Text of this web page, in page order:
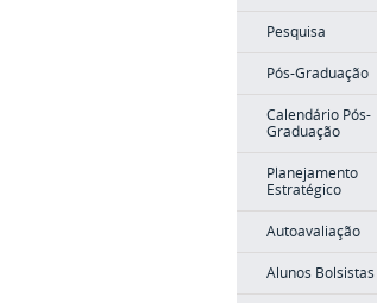
Pesquisa
Pós-Graduação
Calendário Pós-
Graduação
Planejamento
Estratégico
Autoavaliação
Alunos Bolsistas